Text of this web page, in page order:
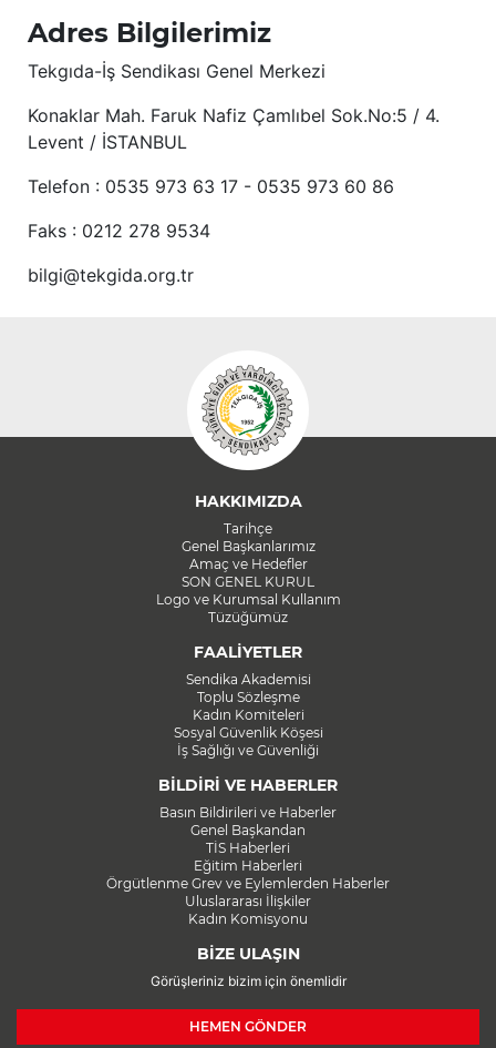
Adres Bilgilerimiz
Tekgıda-İş Sendikası Genel Merkezi
Konaklar Mah. Faruk Nafiz Çamlıbel Sok.No:5 / 4.
Levent / İSTANBUL
Telefon : 0535 973 63 17 - 0535 973 60 86
Faks : 0212 278 9534
bilgi@tekgida.org.tr
HAKKIMIZDA
Tarihçe
Genel Başkanlarımız
Amaç ve Hedefler
SON GENEL KURUL
Logo ve Kurumsal Kullanım
Tüzüğümüz
FAALİYETLER
Sendika Akademisi
Toplu Sözleşme
Kadın Komiteleri
Sosyal Güvenlik Köşesi
İş Sağlığı ve Güvenliği
BİLDİRİ VE HABERLER
Basın Bildirileri ve Haberler
Genel Başkandan
TİS Haberleri
Eğitim Haberleri
Örgütlenme Grev ve Eylemlerden Haberler
Uluslararası İlişkiler
Kadın Komisyonu
BİZE ULAŞIN
Görüşleriniz bizim için önemlidir
HEMEN GÖNDER